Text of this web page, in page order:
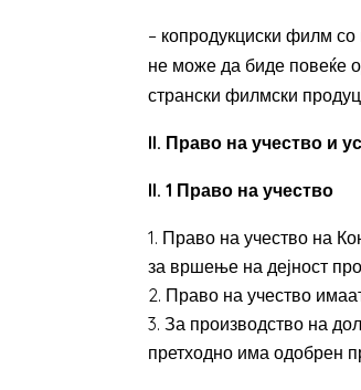
– копродукциски филм
не може да биде повеќе
странски филмски
II. Право на учество и
II. 1 Право на учество
Право на учество на
за вршење на дејност
Право на учество
За производство на
претходно има одобрен